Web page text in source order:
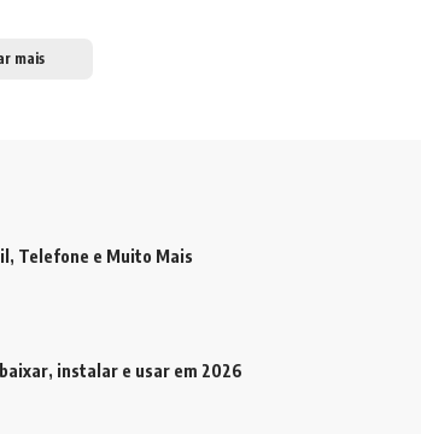
mais
Telefone e Muito Mais
instalar e usar em 2026